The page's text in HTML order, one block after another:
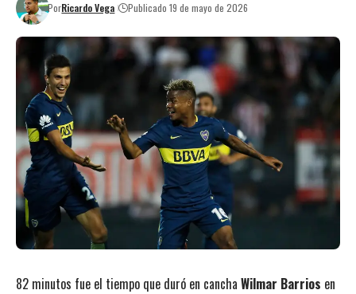
PorRicardo Vega Publicado 19 de mayo de 2026
82 minutos fue el tiempo que duró en cancha Wilmar Barrios en